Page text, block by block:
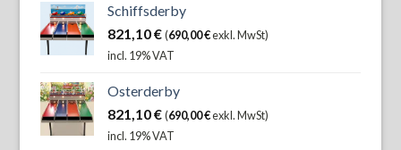
Schiffsderby
821,10€ (690,00€exkl. MwSt)
incl. 19% VAT
Osterderby
821,10€ (690,00€exkl. MwSt)
incl. 19% VAT